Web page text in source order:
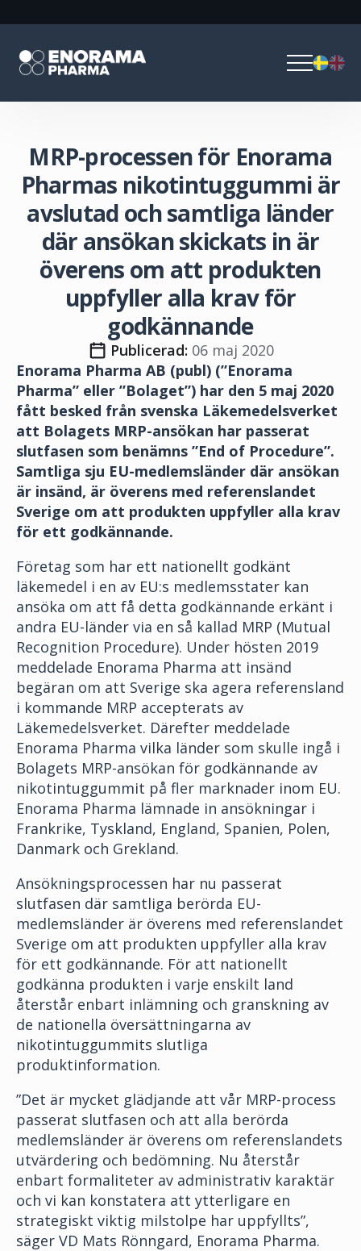
MRP-processen för Enorama
Pharmas nikotintuggummi är
avslutad och samtliga länder
där ansökan skickats in är
överens om att produkten
uppfyller alla krav för
godkännande
Publicerad: 06 maj 2020
Enorama Pharma AB (publ) (”Enorama
Pharma” eller ”Bolaget”) har den 5 maj 2020
fått besked från svenska Läkemedelsverket
att Bolagets MRP-ansökan har passerat
slutfasen som benämns ”End of Procedure”.
Samtliga sju EU-medlemsländer där ansökan
är insänd, är överens med referenslandet
Sverige om att produkten uppfyller alla krav
för ett godkännande.
Företag som har ett nationellt godkänt
läkemedel i en av EU:s medlemsstater kan
ansöka om att få detta godkännande erkänt i
andra EU-länder via en så kallad MRP (Mutual
Recognition Procedure). Under hösten 2019
meddelade Enorama Pharma att insänd
begäran om att Sverige ska agera referensland
i kommande MRP accepterats av
Läkemedelsverket. Därefter meddelade
Enorama Pharma vilka länder som skulle ingå i
Bolagets MRP-ansökan för godkännande av
nikotintuggummit på fler marknader inom EU.
Enorama Pharma lämnade in ansökningar i
Frankrike, Tyskland, England, Spanien, Polen,
Danmark och Grekland.
Ansökningsprocessen har nu passerat
slutfasen där samtliga berörda EU-
medlemsländer är överens med referenslandet
Sverige om att produkten uppfyller alla krav
för ett godkännande. För att nationellt
godkänna produkten i varje enskilt land
återstår enbart inlämning och granskning av
de nationella översättningarna av
nikotintuggummits slutliga
produktinformation.
”Det är mycket glädjande att vår MRP-process
passerat slutfasen och att alla berörda
medlemsländer är överens om referenslandets
utvärdering och bedömning. Nu återstår
enbart formaliteter av administrativ karaktär
och vi kan konstatera att ytterligare en
strategiskt viktig milstolpe har uppfyllts”,
säger VD Mats Rönngard, Enorama Pharma.